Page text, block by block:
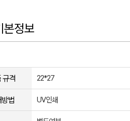
본정보
규격 22*27
법 UV인쇄